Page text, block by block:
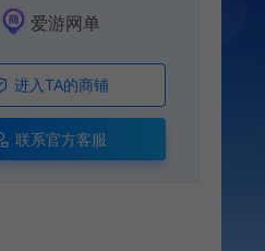
爱游网单
进入TA的商铺
联系官方客服